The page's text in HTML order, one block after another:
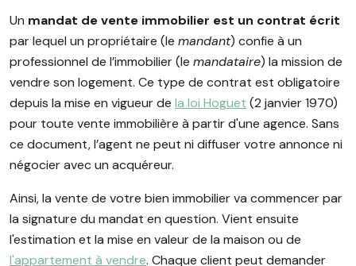
Un mandat de vente immobilier est un contrat écrit
par lequel un propriétaire (le mandant) confie à un
professionnel de l’immobilier (le mandataire) la mission de
vendre son logement. Ce type de contrat est obligatoire
depuis la mise en vigueur de la loi Hoguet (2 janvier 1970)
pour toute vente immobilière à partir d'une agence. Sans
ce document, l’agent ne peut ni diffuser votre annonce ni
négocier avec un acquéreur.
Ainsi, la vente de votre bien immobilier va commencer par
la signature du mandat en question. Vient ensuite
l'estimation et la mise en valeur de la maison ou de
l'appartement à vendre. Chaque client peut demander